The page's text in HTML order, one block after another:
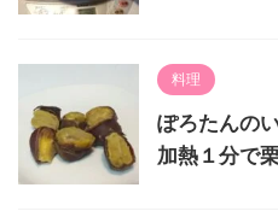
料理
ぽろたんの
加熱１分で